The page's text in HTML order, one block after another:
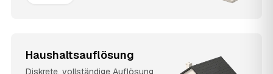
Haushaltsauflösung
Diskrete, vollständige Auflösung